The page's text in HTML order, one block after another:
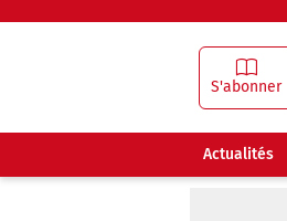
S'abonner
Actualités